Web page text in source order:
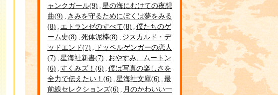
ャンクガール 9
星の海にむけての夜想
曲 9
きみを守るためにぼくは夢をみる
8
エトランゼのすべて 8
僕たちのゲ
ーム史 8 死体泥棒 8
ジスカルド・デ
ッドエンド 7
ドッペルゲンガーの恋人
7
星海社新書 7
おやすみ、ムートン
6
すくみズ！ 6
僕は写真の楽しさを
全力で伝えたい！
6 星海社文庫 6
最
前線セレクションズ 6
月のかわいい一